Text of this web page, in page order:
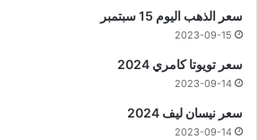
سعر الذهب اليوم 15 سبتمبر
2023-09-15
سعر تويوتا كامري 2024
2023-09-14
سعر نيسان ليف 2024
2023-09-14